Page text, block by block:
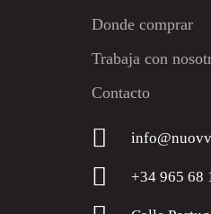
Donde comprar
Trabaja con
Contacto
+34 965 68